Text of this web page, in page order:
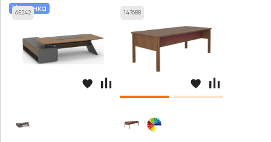
65242
Новинка 147688